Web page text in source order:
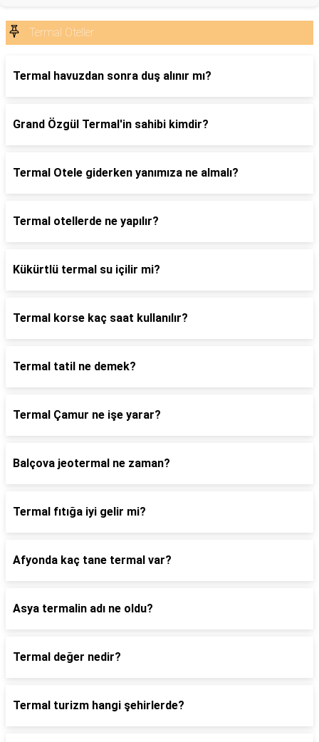
Termal Oteller
Termal havuzdan sonra duş alınır mı?
Grand Özgül Termal'in sahibi kimdir?
Termal Otele giderken yanımıza ne almalı?
Termal otellerde ne yapılır?
Kükürtlü termal su içilir mi?
Termal korse kaç saat kullanılır?
Termal tatil ne demek?
Termal Çamur ne işe yarar?
Balçova jeotermal ne zaman?
Termal fıtığa iyi gelir mi?
Afyonda kaç tane termal var?
Asya termalin adı ne oldu?
Termal değer nedir?
Termal turizm hangi şehirlerde?